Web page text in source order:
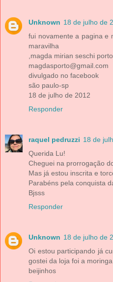
Unknown 18 de julho de
fui novamente a pagina e
maravilha
,magda mirian seschi porto
magdasporto@gmail.com
divulgado no facebook
são paulo-sp
18 de julho de 2012
Responder
raquel pedruzzi 18 de
Querida Lu!
Cheguei na prorrogação
Mas já estou inscrita e
Parabéns pela conquista
Bjsss
Responder
Unknown 18 de julho de
Oi estou participando já
gostei da loja foi a
beijinhos